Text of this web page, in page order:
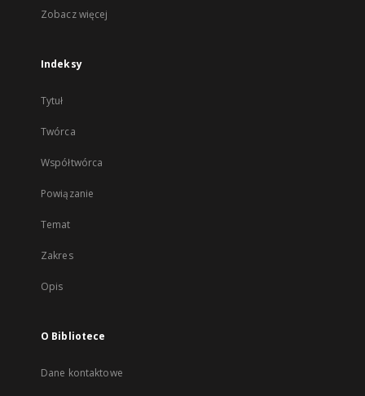
Zobacz więcej
Indeksy
Tytuł
Twórca
Współtwórca
Powiązanie
Temat
Zakres
Opis
O Bibliotece
Dane kontaktowe